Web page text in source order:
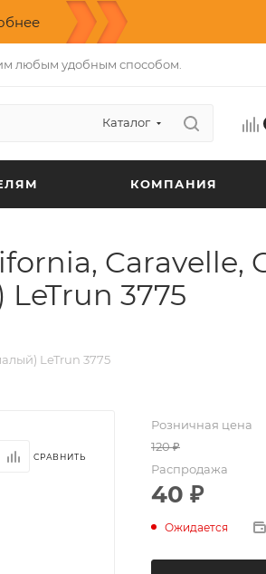
любым удобным способом.
Каталог
КОМПАНИЯ
Caravelle,
3775
LeTrun 3775
Розничная цена
120₽
Распродажа
40 ₽
Ожидается